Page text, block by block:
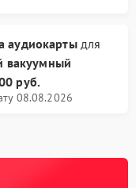
аудиокартыдля
вакуумный
руб.
08.08.2026